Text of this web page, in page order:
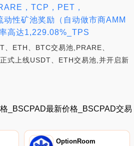
，TCP，PET，
性矿池奖励（自动做市商AMM
高达1,229.08%_TPS
ETH、BTC交易池,PRARE、
式上线USDT、ETH交易池,并开启新
_BSCPAD最新价格_BSCPAD交易
OptionRoom